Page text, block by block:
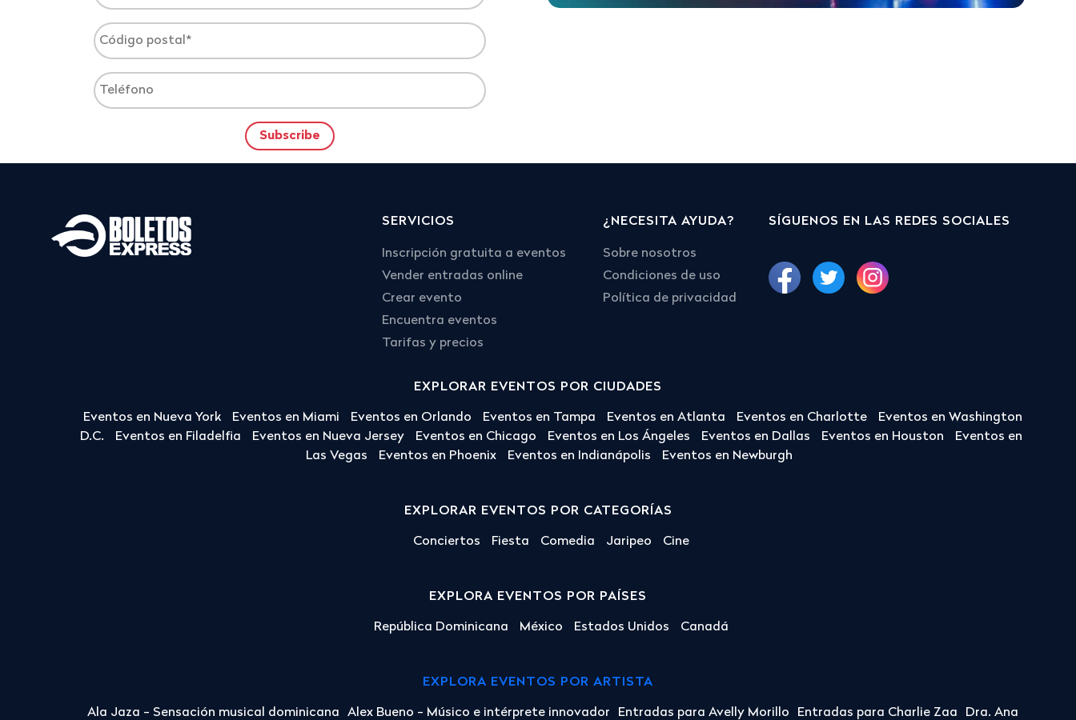
SERVICIOS
Inscripción gratuita a eventos
Vender entradas online
Crear evento
Encuentra eventos
Tarifas y precios
¿NECESITA AYUDA?
Sobre nosotros
Condiciones de uso
Política de privacidad
SÍGUENOS EN LAS REDES SOCIALES
EXPLORAR EVENTOS POR CIUDADES
Eventos en Nueva York Eventos en Miami Eventos en Orlando Eventos en Tampa Eventos en Atlanta Eventos en Charlotte
Eventos en Washington
D.C.
Eventos en Filadelfia Eventos en Nueva Jersey Eventos en Chicago Eventos en Los Ángeles Eventos en Dallas Eventos en Houston
Eventos en
Las Vegas
Eventos en Phoenix Eventos en Indianápolis Eventos en Newburgh
EXPLORAR EVENTOS POR CATEGORÍAS
Conciertos Fiesta Comedia Jaripeo Cine
EXPLORA EVENTOS POR PAÍSES
República Dominicana México Estados Unidos Canadá
EXPLORA EVENTOS POR ARTISTA
Ala Jaza - Sensación musical dominicana Alex Bueno - Músico e intérprete innovador Entradas para Avelly Morillo Entradas para Charlie Zaa Dra. Ana